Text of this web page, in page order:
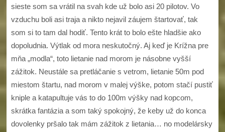
sieste som sa vrátil na svah kde už bolo asi 20 pilotov. Vo
vzduchu boli asi traja a nikto nejavil záujem štartovať, tak
som si to tam dal hodiť. Tento krát to bolo ešte hladšie ako
dopoludnia. Výtlak od mora neskutočný. Aj keď je Krížna pre
mňa „modla“, toto lietanie nad morom je násobne vyšší
zážitok. Neustále sa pretláčanie s vetrom, lietanie 50m pod
miestom štartu, nad morom v malej výške, potom stačí pustiť
kniple a katapultuje vás to do 100m výšky nad kopcom,
skrátka fantázia a som taký spokojný, že keby už do konca
dovolenky pršalo tak mám zážitok z lietania… no modelársky